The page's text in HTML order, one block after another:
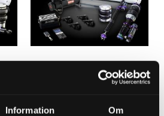
Information Om
Komplett luftkit, Diamond